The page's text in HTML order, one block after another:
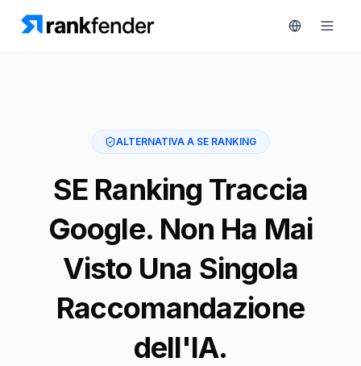
MONITORA
Engine
Monitoraggio
concorrenti
ALTERNATIVA A SE RANKING
SE Ranking Traccia
Google. Non Ha Mai
Visto Una Singola
Raccomandazione
dell'IA.